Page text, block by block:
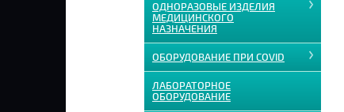
ОДНОРАЗОВЫЕ ИЗДЕЛИЯ
МЕДИЦИНСКОГО
НАЗНАЧЕНИЯ
ОБОРУДОВАНИЕ ПРИ COVID
ЛАБОРАТОРНОЕ
ОБОРУДОВАНИЕ